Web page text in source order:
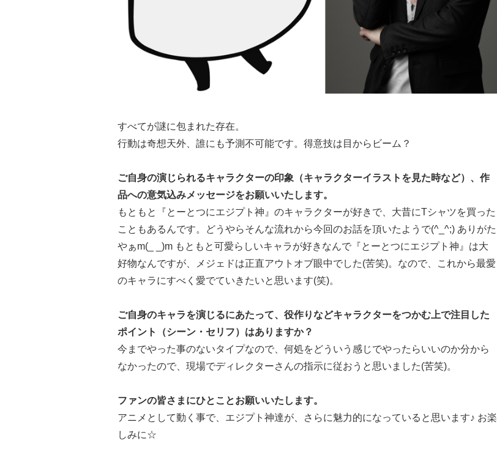
すべてが謎に包まれた存在。
行動は奇想天外、誰にも予測不可能です。得意技は目からビーム？
ご自身の演じられるキャラクターの印象（キャラクターイラストを見た時など）、作
品への意気込みメッセージをお願いいたします。
もともと『とーとつにエジプト神』のキャラクターが好きで、大昔にTシャツを買った
こともあるんです。どうやらそんな流れから今回のお話を頂いたようで(^_^;) ありがた
やぁm(_ _)m もともと可愛らしいキャラが好きなんで『とーとつにエジプト神』は大
好物なんですが、メジェドは正直アウトオブ眼中でした(苦笑)。なので、これから最愛
のキャラにすべく愛でていきたいと思います(笑)。
ご自身のキャラを演じるにあたって、役作りなどキャラクターをつかむ上で注目した
ポイント（シーン・セリフ）はありますか？
今までやった事のないタイプなので、何処をどういう感じでやったらいいのか分から
なかったので、現場でディレクターさんの指示に従おうと思いました(苦笑)。
ファンの皆さまにひとことお願いいたします。
アニメとして動く事で、エジプト神達が、さらに魅力的になっていると思います♪ お楽
しみに☆